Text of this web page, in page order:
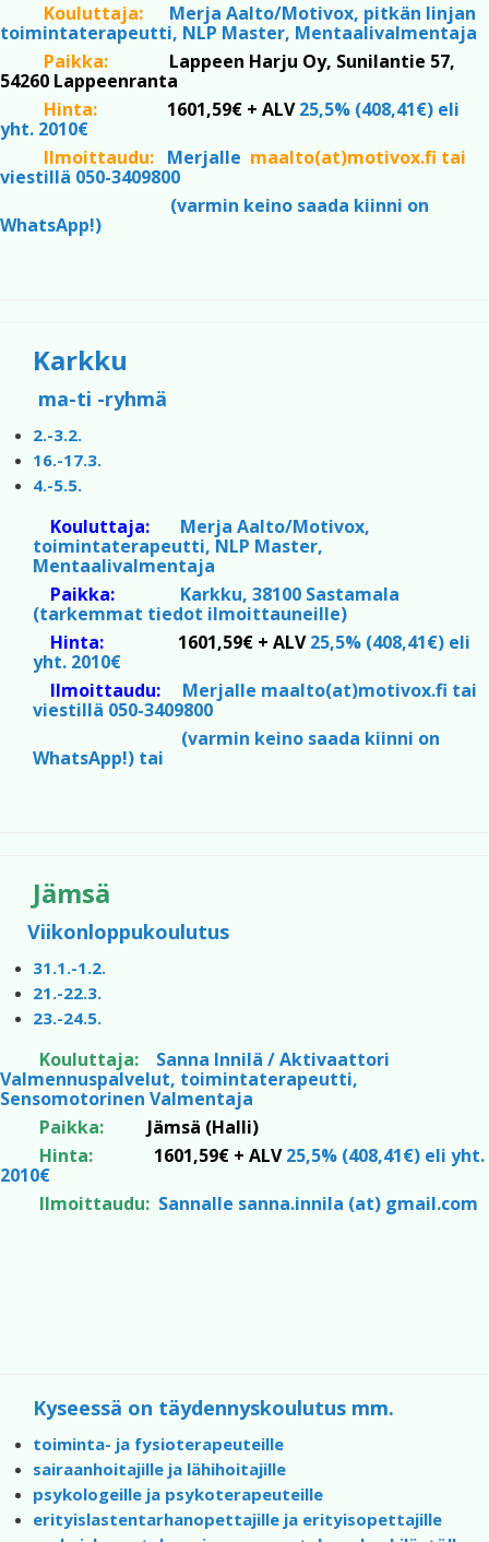
Kouluttaja:
Merja Aalto/Motivox, pitkän linjan
toimintaterapeutti, NLP Master, Mentaalivalmentaja
Paikka:
Lappeen Harju Oy, Sunilantie 57,
54260 Lappeenranta
Hinta:
1601,59€ + ALV 25,5% (408,41€) eli
yht. 2010€
Ilmoittaudu: Merjalle maalto(at)motivox.fi tai
viestillä 050-3409800
(varmin keino saada kiinni on
WhatsApp!)
Karkku
ma-ti -ryhmä
2.-3.2.
16.-17.3.
4.-5.5.
Kouluttaja:
Merja Aalto/Motivox,
toimintaterapeutti, NLP Master,
Mentaalivalmentaja
Paikka:
Karkku, 38100 Sastamala
(tarkemmat tiedot ilmoittauneille)
Hinta: 1601,59€ + ALV 25,5% (408,41€) eli
yht. 2010€
Ilmoittaudu:
Merjalle maalto(at)motivox.fi tai
viestillä 050-3409800
(varmin keino saada kiinni on
WhatsApp!) tai
Jämsä
Viikonloppukoulutus
31.1.-1.2.
21.-22.3.
23.-24.5.
Kouluttaja:
Sanna Innilä / Aktivaattori
Valmennuspalvelut, toimintaterapeutti,
Sensomotorinen Valmentaja
Paikka:
Jämsä (Halli)
Hinta:
1601,59€ + ALV 25,5% (408,41€) eli yht.
2010€
Ilmoittaudu: Sannalle sanna.innila (at) gmail.com
Kyseessä on täydennyskoulutus mm.
toiminta- ja fysioterapeuteille
sairaanhoitajille ja lähihoitajille
psykologeille ja psykoterapeuteille
erityislastentarhanopettajille ja erityisopettajille